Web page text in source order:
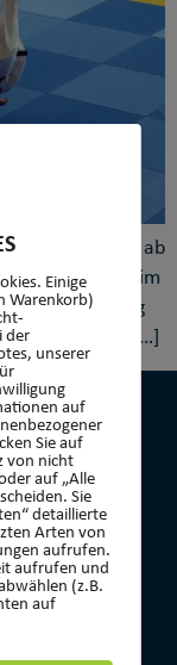
liefern ab
im
empfing
rund 50 […]
Einige
Warenkorb)
der
unserer
auf
Sie auf
von nicht
auf „Alle
Sie
detaillierte
Arten von
aufrufen.
aufrufen und
(z.B.
auf